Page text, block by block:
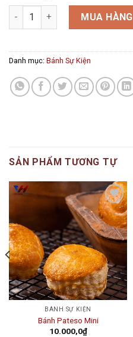
Bánh Trà Xanh Mini số lượng
MUA HÀNG
Danh mục: Bánh Sự Kiện
SẢN PHẨM TƯƠNG TỰ
Add to
wishlist
BÁNH SỰ KIỆN
Bánh Pateso Mini
10.000,0₫